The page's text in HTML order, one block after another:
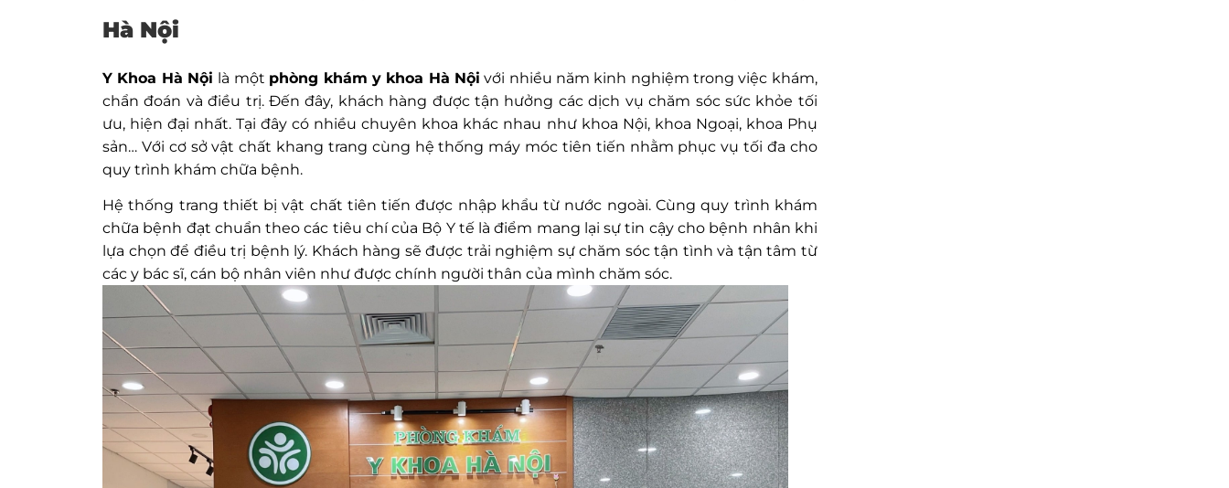
Hà Nội
Y Khoa Hà Nội là một phòng khám y khoa Hà Nội với nhiều năm kinh nghiệm trong việc khám,
chẩn đoán và điều trị. Đến đây, khách hàng được tận hưởng các dịch vụ chăm sóc sức khỏe tối
ưu, hiện đại nhất. Tại đây có nhiều chuyên khoa khác nhau như khoa Nội, khoa Ngoại, khoa Phụ
sản… Với cơ sở vật chất khang trang cùng hệ thống máy móc tiên tiến nhằm phục vụ tối đa cho
quy trình khám chữa bệnh.
Hệ thống trang thiết bị vật chất tiên tiến được nhập khẩu từ nước ngoài. Cùng quy trình khám
chữa bệnh đạt chuẩn theo các tiêu chí của Bộ Y tế là điểm mang lại sự tin cậy cho bệnh nhân khi
lựa chọn để điều trị bệnh lý. Khách hàng sẽ được trải nghiệm sự chăm sóc tận tình và tận tâm từ
các y bác sĩ, cán bộ nhân viên như được chính người thân của mình chăm sóc.